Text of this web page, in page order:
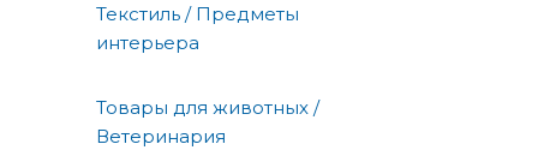
Текстиль / Предметы
интерьера
Товары для животных /
Ветеринария